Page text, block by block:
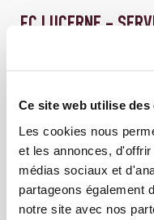
Ce site web utilise des
Les cookies nous
et les annonces,
médias sociaux et
partageons également
notre site avec nos
FC LUCERNE -